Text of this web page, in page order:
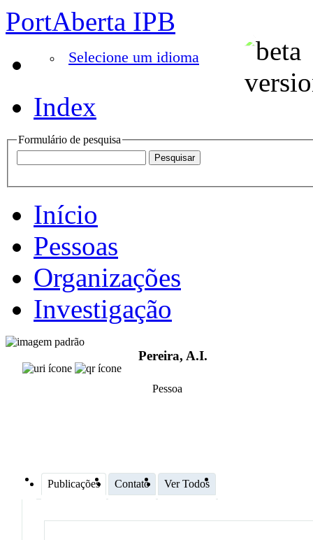
PortAberta IPB
Selecione um idioma
Index
Formulário de pesquisa
Início
Pessoas
Organizações
Investigação
Pereira, A.I.
Pessoa
Publicações Contato Ver Todos